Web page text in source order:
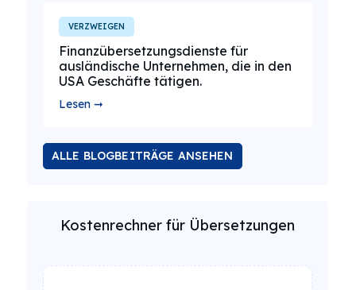
VERZWEIGEN
Finanzübersetzungsdienste für
ausländische Unternehmen, die in den
USA Geschäfte tätigen.
Lesen ➞
ALLE BLOGBEITRÄGE ANSEHEN
Kostenrechner für Übersetzungen